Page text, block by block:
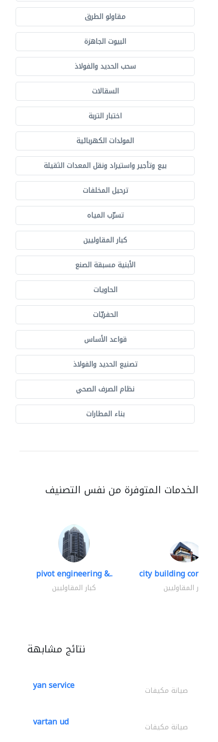
مقاولو الطرق
البيوت الجاهزة
سحب الحديد والفولاذ
السقالات
اختبار التربة
المولدات الكهربائية
بيع وتأجير واستيراد ونقل المعدات الثقيلة
ترحيل المخلفات
تسرّب المياه
كبار المقاوليين
الأبنية مسبقة الصنع
الحاويات
الحفريّات
قواعد الأساس
تصنيع الحديد والفولاذ
نظام الصرف الصحي
بناء المطارات
الخدمات المتوفرة من نفس التصنيف
pivot engineering &..
كبار المقاوليين
city building
كبار المقاوليين
نتائج مشابهة
yan service صيانة مكيفات
vartan ud صيانة مكيفات